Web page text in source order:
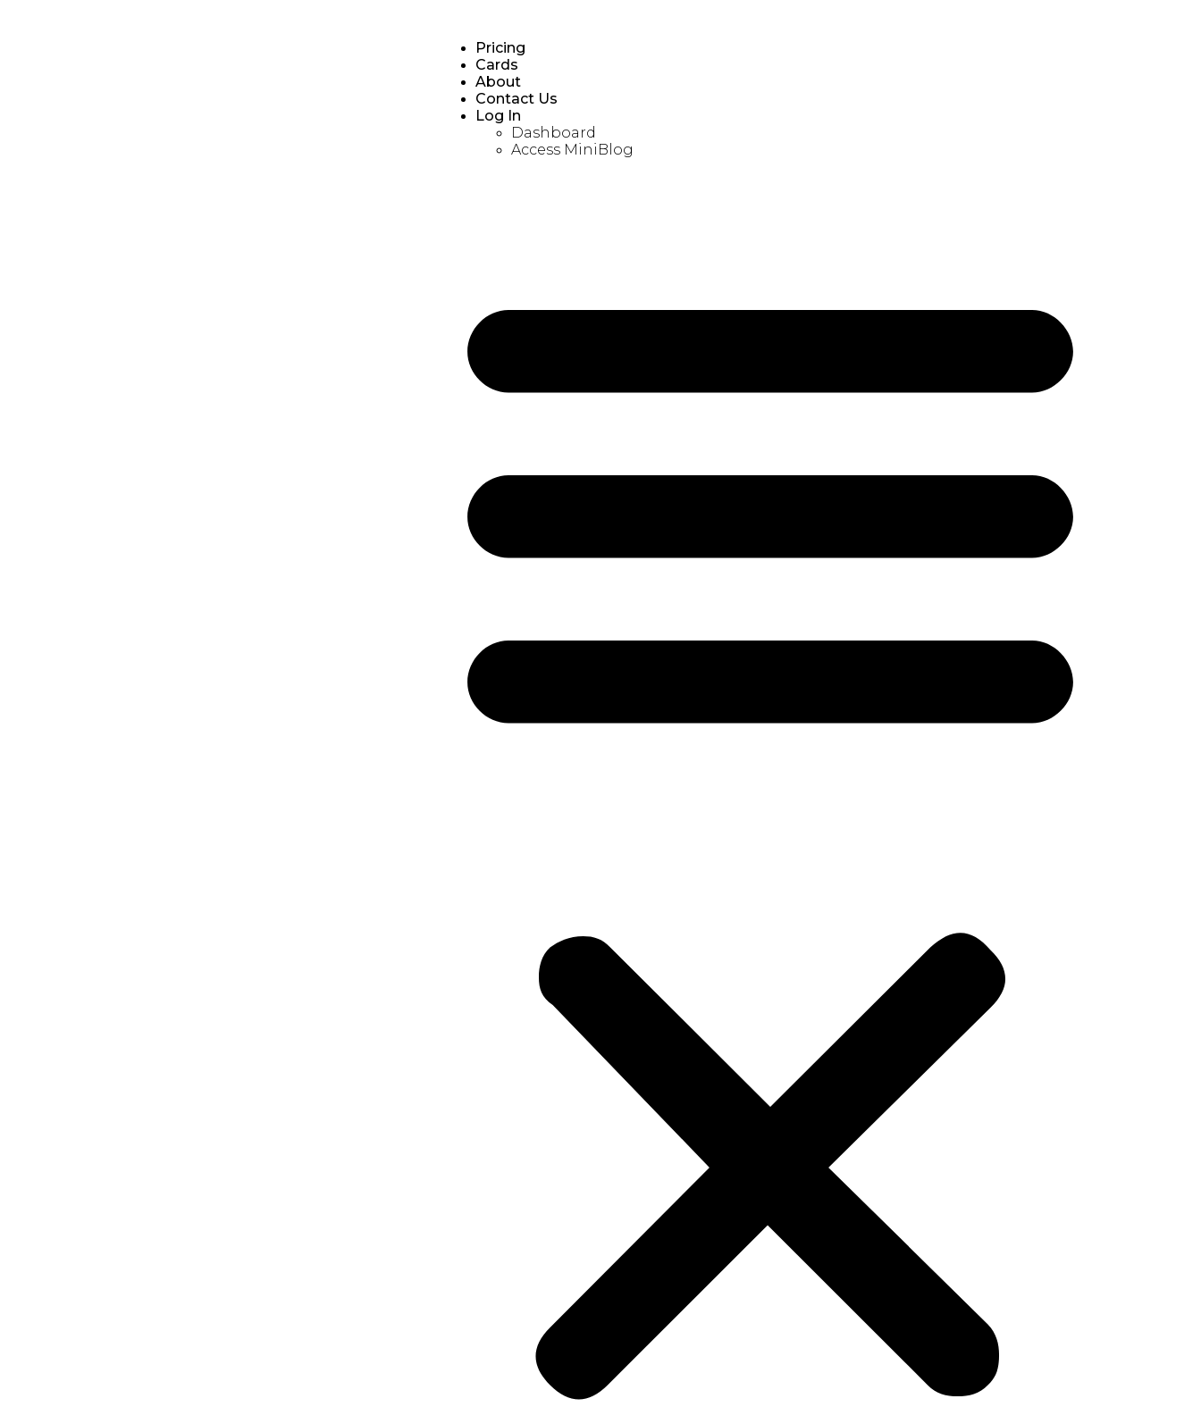
Pricing
Cards
About
Contact Us
Log In
Dashboard
Access MiniBlog